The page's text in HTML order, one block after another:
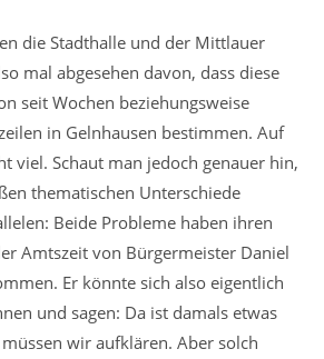
die Stadthalle und der Mittlauer
mal abgesehen davon, dass diese
seit Wochen beziehungsweise
in Gelnhausen bestimmen. Auf
viel. Schaut man jedoch genauer hin,
thematischen Unterschiede
Beide Probleme haben ihren
Amtszeit von Bürgermeister Daniel
Er könnte sich also eigentlich
und sagen: Da ist damals etwas
wir aufklären. Aber solch